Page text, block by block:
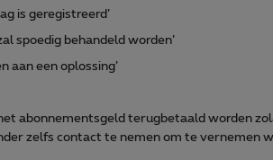
is geregistreerd’
spoedig behandeld worden’
aan een oplossing’
abonnementsgeld terugbetaald worden
zelfs contact te nemen om te vernemen